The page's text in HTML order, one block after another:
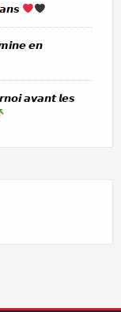
𝙖𝙣𝙨
𝙚𝙣
𝙖𝙫𝙖𝙣𝙩 𝙡𝙚𝙨